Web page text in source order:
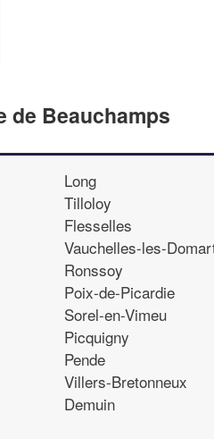
de Beauchamps
Long
Tilloloy
Flesselles
Vauchelles-les-
Ronssoy
Poix-de-Picardie
Sorel-en-Vimeu
Picquigny
Pende
Villers-Bretonneux
Demuin